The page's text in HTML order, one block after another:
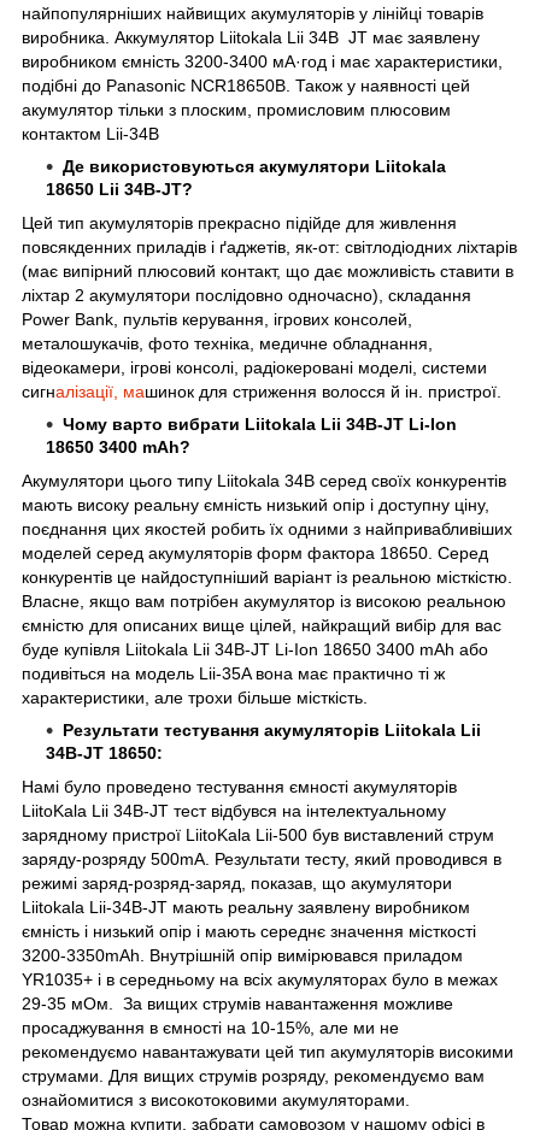
найпопулярніших найвищих акумуляторів у лінійці товарів
виробника. Аккумулятор Liitokala Lii 34B JT має заявлену
виробником ємність 3200-3400 мА·год і має характеристики,
подібні до Panasonic NCR18650B. Також у наявності цей
акумулятор тільки з плоским, промисловим плюсовим
контактом Lii-34B
Де використовуються акумулятори Liitokala
18650 Lii 34B-JT?
Цей тип акумуляторів прекрасно підійде для живлення
повсякденних приладів і ґаджетів, як-от: світлодіодних ліхтарів
(має випірний плюсовий контакт, що дає можливість ставити в
ліхтар 2 акумулятори послідовно одночасно), складання
Power Bank, пультів керування, ігрових консолей,
металошукачів, фото техніка, медичне обладнання,
відеокамери, ігрові консолі, радіокеровані моделі, системи
сигналізації, машинок для стриження волосся й ін. пристрої.
Чому варто вибрати Liitokala Lii 34B-JT Li-Ion
18650 3400 mAh?
Акумулятори цього типу Liitokala 34B серед своїх конкурентів
мають високу реальну ємність низький опір і доступну ціну,
поєднання цих якостей робить їх одними з найпривабливіших
моделей серед акумуляторів форм фактора 18650. Серед
конкурентів це найдоступніший варіант із реальною місткістю.
Власне, якщо вам потрібен акумулятор із високою реальною
ємністю для описаних вище цілей, найкращий вибір для вас
буде купівля Liitokala Lii 34B-JT Li-Ion 18650 3400 mAh або
подивіться на модель Lii-35A вона має практично ті ж
характеристики, але трохи більше місткість.
Результати тестування акумуляторів Liitokala Lii
34B-JT 18650:
Намі було проведено тестування ємності акумуляторів
LiitoKala Lii 34B-JT тест відбувся на інтелектуальному
зарядному пристрої LiitoKala Lii-500 був виставлений струм
заряду-розряду 500mA. Результати тесту, який проводився в
режимі заряд-розряд-заряд, показав, що акумулятори
Liitokala Lii-34B-JT мають реальну заявлену виробником
ємність і низький опір і мають середнє значення місткості
3200-3350mAh. Внутрішній опір вимірювався приладом
YR1035+ і в середньому на всіх акумуляторах було в межах
29-35 мОм. За вищих струмів навантаження можливе
просаджування в ємності на 10-15%, але ми не
рекомендуємо навантажувати цей тип акумуляторів високими
струмами. Для вищих струмів розряду, рекомендуємо вам
ознайомитися з високотоковими акумуляторами.
Товар можна купити, забрати самовозом у нашому офісі в